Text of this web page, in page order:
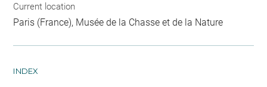
Current location
Paris (France), Musée de la Chasse et de la Nature
INDEX